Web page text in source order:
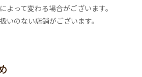
って変わる場合がございます。
のない店舗がございます。